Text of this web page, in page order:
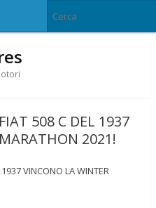
508 C DEL 1937
2021!
1937 VINCONO LA WINTER